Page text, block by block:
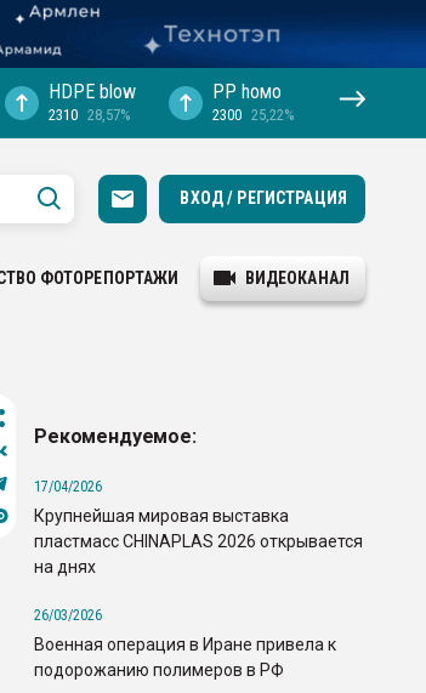
HDPE blow
2310 28,57%
PP hомо
2300 25,22%
ВХОД / РЕГИСТРАЦИЯ
ФОТОРЕПОРТАЖИ ВИДЕОКАНАЛ
Рекомендуемое:
17/04/2026
Крупнейшая мировая выставка
пластмасс CHINAPLAS 2026 открывается
на днях
26/03/2026
Военная операция в Иране привела к
подорожанию полимеров в РФ